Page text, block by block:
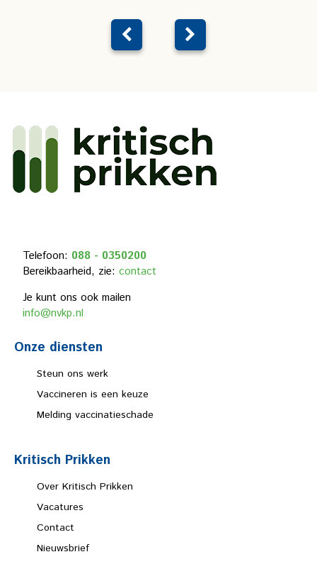
Telefoon: 088 - 0350200
Bereikbaarheid, zie: contact
Je kunt ons ook mailen
info@nvkp.nl
Onze diensten
Steun ons werk
Vaccineren is een keuze
Melding vaccinatieschade
Kritisch Prikken
Over Kritisch Prikken
Vacatures
Contact
Nieuwsbrief